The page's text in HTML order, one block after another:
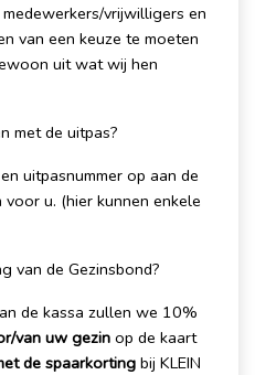
vrijwilligers en
van een keuze te moeten
uit wat wij hen
met de uitpas?
uitpasnummer op aan de
u. (hier kunnen enkele
van de Gezinsbond?
de kassa zullen we 10%
van uw gezin op de kaart
de spaarkorting bij KLEIN